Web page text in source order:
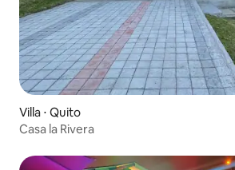
Villa ⋅ Quito
Casa la Rivera